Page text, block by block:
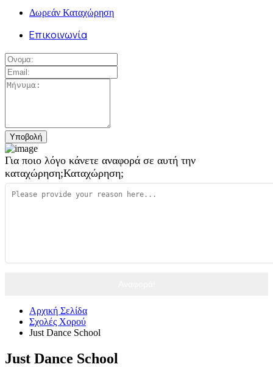
Δωρεάν Καταχώρηση
Επικοινωνία
Για ποιο λόγο κάνετε αναφορά σε αυτή την
καταχώρηση;Καταχώρηση;
Αρχική Σελίδα
Σχολές Χορού
Just Dance School
Just Dance School